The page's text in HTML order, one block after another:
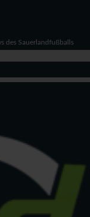
des Sauerlandfußballs